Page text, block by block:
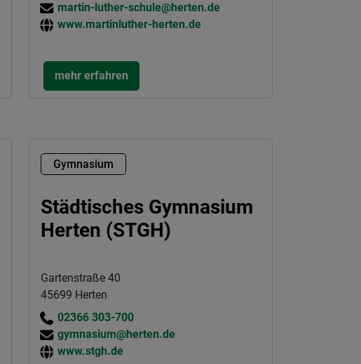
martin-luther-schule@herten.de
www.martinluther-herten.de
mehr erfahren
Gymnasium
Städtisches Gymnasium
Herten (STGH)
Gartenstraße 40
45699 Herten
02366 303-700
gymnasium@herten.de
www.stgh.de